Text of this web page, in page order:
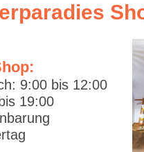
9:00 bis 12:00
19:00